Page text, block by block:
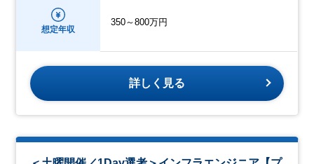
想定年収
350～800万円
詳しく見る